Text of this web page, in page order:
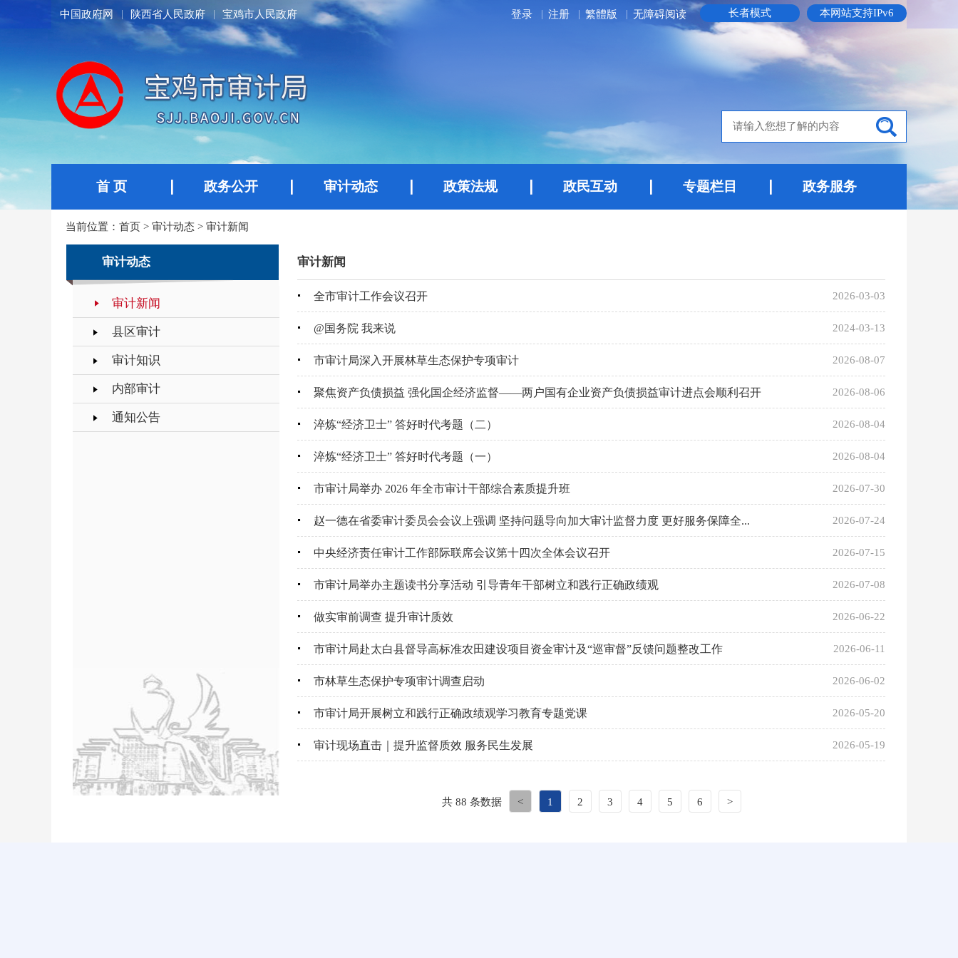
中国政府网 陕西省人民政府 宝鸡市人民政府 本网站支持IPv6
长者模式
登录 注册 繁體版 无障碍阅读
首 页 政务公开 审计动态 政策法规 政民互动 专题栏目 政务服务
当前位置： 首页 > 审计动态 > 审计新闻
审计动态
审计新闻
县区审计
审计知识
内部审计
通知公告
审计新闻
全市审计工作会议召开 2026-03-03
@国务院 我来说 2024-03-13
市审计局深入开展林草生态保护专项审计 2026-08-07
聚焦资产负债损益 强化国企经济监督——两户国有企业资产负债损益审计进点会顺利召开 2026-08-06
淬炼“经济卫士” 答好时代考题（二） 2026-08-04
淬炼“经济卫士” 答好时代考题（一） 2026-08-04
市审计局举办 2026 年全市审计干部综合素质提升班 2026-07-30
赵一德在省委审计委员会会议上强调 坚持问题导向加大审计监督力度 更好服务保障全... 2026-07-24
中央经济责任审计工作部际联席会议第十四次全体会议召开 2026-07-15
市审计局举办主题读书分享活动 引导青年干部树立和践行正确政绩观 2026-07-08
做实审前调查 提升审计质效 2026-06-22
市审计局赴太白县督导高标准农田建设项目资金审计及“巡审督”反馈问题整改工作 2026-06-11
市林草生态保护专项审计调查启动 2026-06-02
市审计局开展树立和践行正确政绩观学习教育专题党课 2026-05-20
审计现场直击｜提升监督质效 服务民生发展 2026-05-19
共 88 条数据 < 1 2 3 4 5 6 >